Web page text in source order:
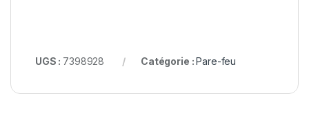
UGS : 7398928 Catégorie :Pare-feu